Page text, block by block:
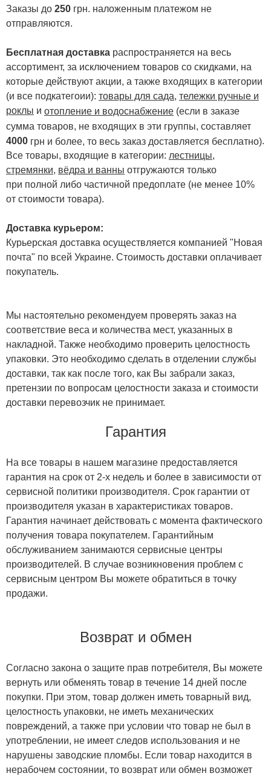
Заказы до 250 грн. наложенным платежом не
отправляются.
Бесплатная доставка распространяется на весь
ассортимент, за исключением товаров со скидками, на
которые действуют акции, а также входящих в категории
(и все подкатегоии): товары для сада, тележки ручные и
роклы и отопление и водоснабжение (если в заказе
сумма товаров, не входящих в эти группы, составляет
4000 грн и более, то весь заказ доставляется бесплатно).
Все товары, входящие в категории: лестницы,
стремянки, вёдра и ванны отгружаются только
при полной либо частичной предоплате (не менее 10%
от стоимости товара).
Доставка курьером:
Курьерская доставка осуществляется компанией "Новая
почта" по всей Украине. Стоимость доставки оплачивает
покупатель.
Мы настоятельно рекомендуем проверять заказ на
соответствие веса и количества мест, указанных в
накладной. Также необходимо проверить целостность
упаковки. Это необходимо сделать в отделении службы
доставки, так как после того, как Вы забрали заказ,
претензии по вопросам целостности заказа и стоимости
доставки перевозчик не принимает.
Гарантия
На все товары в нашем магазине предоставляется
гарантия на срок от 2-х недель и более в зависимости от
сервисной политики производителя. Срок гарантии от
производителя указан в характеристиках товаров.
Гарантия начинает действовать с момента фактического
получения товара покупателем. Гарантийным
обслуживанием занимаются сервисные центры
производителей. В случае возникновения проблем с
сервисным центром Вы можете обратиться в точку
продажи.
Возврат и обмен
Согласно закона о защите прав потребителя, Вы можете
вернуть или обменять товар в течение 14 дней после
покупки. При этом, товар должен иметь товарный вид,
целостность упаковки, не иметь механических
повреждений, а также при условии что товар не был в
употреблении, не имеет следов использования и не
нарушены заводские пломбы. Если товар находится в
нерабочем состоянии, то возврат или обмен возможет